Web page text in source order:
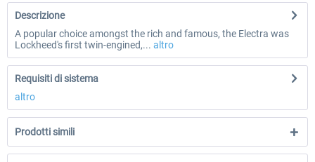
Descrizione
A popular choice amongst the rich and famous, the Electra was
Lockheed's first twin-engined,... altro
Requisiti di sistema
altro
Prodotti simili